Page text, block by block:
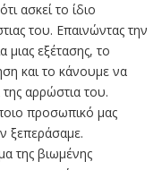
ασκεί το ίδιο
του. Επαινώντας την
εξέτασης, το
και το κάνουμε να
της αρρώστια του.
προσωπικό μας
ξεπεράσαμε.
της βιωμένης